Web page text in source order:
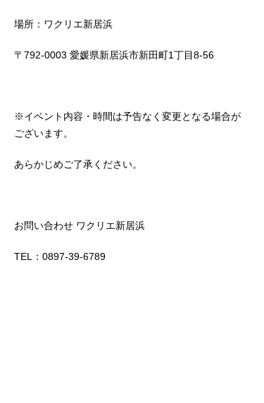
場所：ワクリエ新居浜
〒792-0003 愛媛県新居浜市新田町1丁目8-56
※イベント内容・時間は予告なく変更となる場合が
ございます。
あらかじめご了承ください。
お問い合わせ ワクリエ新居浜
TEL：0897-39-6789